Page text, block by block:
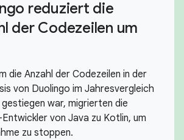
reduziert die
der Codezeilen um
die Anzahl der Codezeilen in der
von Duolingo im Jahresvergleich
gestiegen war, migrierten die
von Java zu Kotlin, um
zu stoppen.